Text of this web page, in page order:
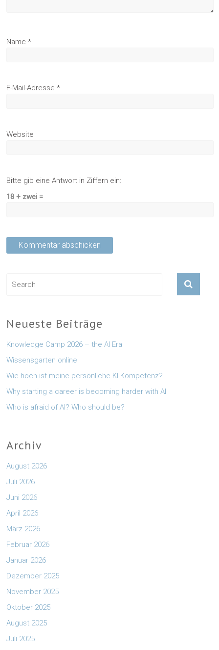
Name*
E-Mail-Adresse*
Website
Bitte gib eine Antwort in Ziffern ein:
18 + zwei =
Neueste Beiträge
Knowledge Camp 2026 – the AI Era
Wissensgarten online
Wie hoch ist meine persönliche KI-Kompetenz?
Why starting a career is becoming harder with AI
Who is afraid of AI? Who should be?
Archiv
August 2026
Juli 2026
Juni 2026
April 2026
März 2026
Februar 2026
Januar 2026
Dezember 2025
November 2025
Oktober 2025
August 2025
Juli 2025